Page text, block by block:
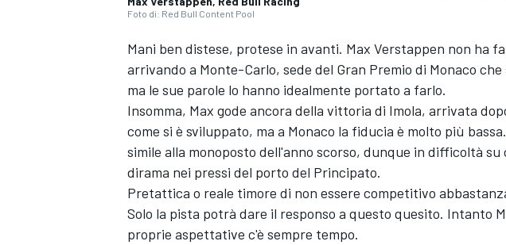
MONOPOSTO
Foto di: Red Bull Content Pool
Mani ben distese, protese in avanti. Max Verstappen non ha
arrivando a Monte-Carlo, sede del Gran Premio di Monaco
ma le sue parole lo hanno idealmente portato a farlo.
Insomma, Max gode ancora della vittoria di Imola, arrivata
come si è sviluppato, ma a Monaco la fiducia è molto più
simile alla monoposto dell'anno scorso, dunque in difficoltà
dirama nei pressi del porto del Principato.
Pretattica o reale timore di non essere competitivo
Solo la pista potrà dare il responso a questo quesito. Intanto
proprie aspettative c'è sempre tempo.